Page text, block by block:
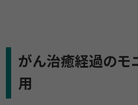
がん治癒経過のモ
用